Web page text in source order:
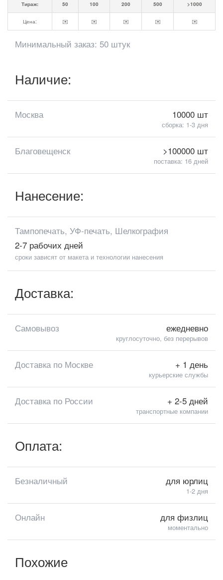
Тираж: 50 100 200 500 >1000
Цена: ✉️ ✉️ ✉️ ✉️ ✉️
Минимальный заказ: 50 штук
Наличие:
Москва 10000 шт
сборка: 1-3 дня
Благовещенск >100000 шт
поставка: 16 дней
Нанесение:
Тампопечать, УФ-печать, Шелкография
2-7 рабочих дней
сроки зависят от макета и технологии нанесения
Доставка:
Самовывоз ежедневно
круглосуточно, без перерывов
Доставка по Москве + 1 день
курьерские службы
Доставка по России + 2-5 дней
транспортные компании
Оплата:
Безналичный для юрлиц
1-2 дня
Онлайн для физлиц
моментально
Похожие